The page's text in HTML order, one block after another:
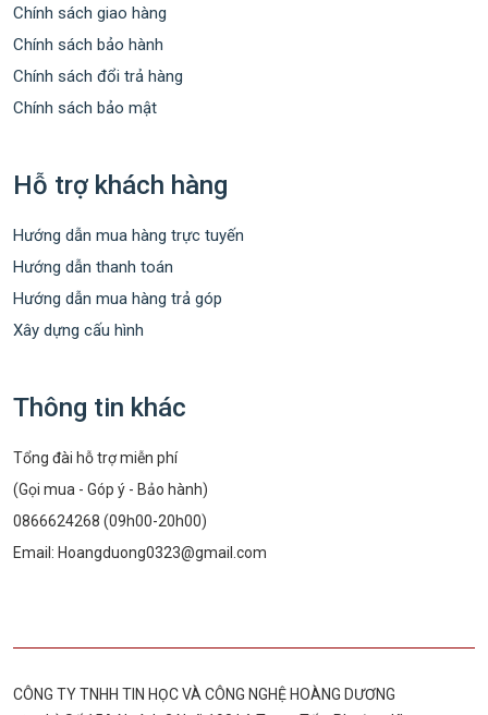
Chính sách giao hàng
Chính sách bảo hành
Chính sách đổi trả hàng
Chính sách bảo mật
Hỗ trợ khách hàng
Hướng dẫn mua hàng trực tuyến
Hướng dẫn thanh toán
Hướng dẫn mua hàng trả góp
Xây dựng cấu hình
Thông tin khác
Tổng đài hỗ trợ miễn phí
(Gọi mua - Góp ý - Bảo hành)
0866624268 (09h00-20h00)
Email: Hoangduong0323@gmail.com
CÔNG TY TNHH TIN HỌC VÀ CÔNG NGHỆ HOÀNG DƯƠNG